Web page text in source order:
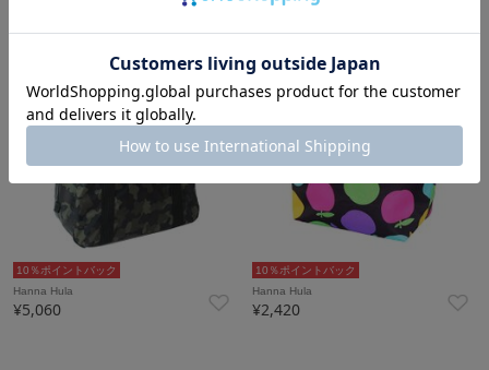
10％ポイントバック
Hanna Hula
¥5,060
10％ポイントバック
Hanna Hula
¥2,420